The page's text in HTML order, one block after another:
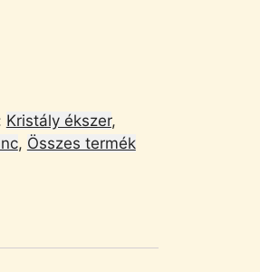
Kristály ékszer,
, Összes termék